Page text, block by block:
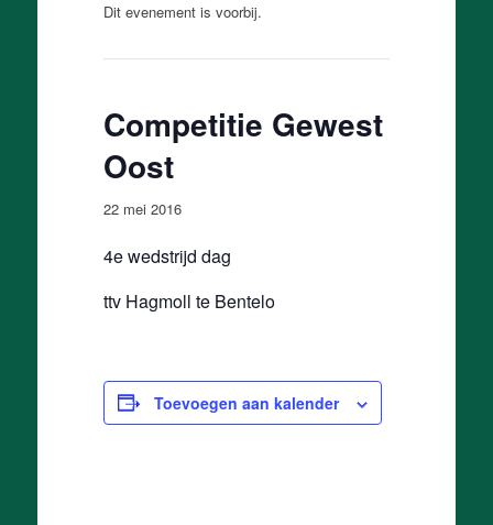
Dit evenement is voorbij.
Competitie Gewest
Oost
22 mei 2016
4e wedstrijd dag
ttv Hagmoll te Bentelo
Toevoegen aan kalender